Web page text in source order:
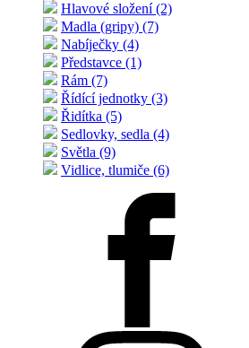
Hlavové složení (2)
Madla (gripy) (7)
Nabíječky (4)
Představce (1)
Rám (7)
Řídící jednotky (3)
Řidítka (5)
Sedlovky, sedla (4)
Světla (9)
Vidlice, tlumiče (6)